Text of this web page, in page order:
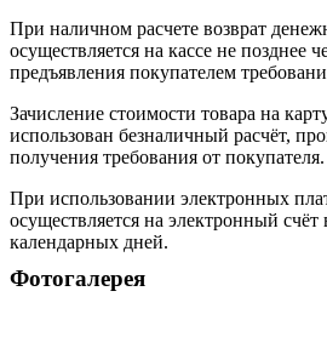
При наличном расчете возврат
осуществляется на кассе не позднее
предъявления покупателем
Зачисление стоимости товара на
использован безналичный расчёт,
получения требования от покупателя.
При использовании электронных
осуществляется на электронный счёт
календарных дней.
Фотогалерея